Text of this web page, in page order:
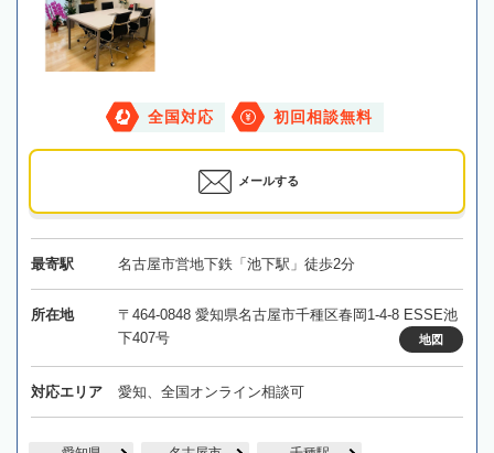
全国対応 初回相談無料
メールする
最寄駅 名古屋市営地下鉄「池下駅」徒歩2分
所在地
〒464-0848 愛知県名古屋市千種区春岡1-4-8 ESSE池
下407号
地図
対応エリア 愛知、全国オンライン相談可